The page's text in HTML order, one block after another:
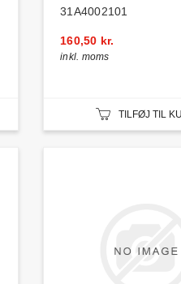
31A4002101
160,50 kr.
inkl. moms
TILFØJ TIL